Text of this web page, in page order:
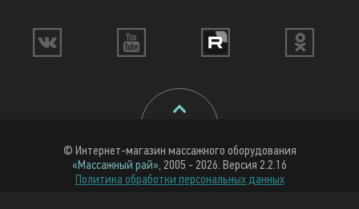
© Интернет-магазин массажного оборудования
«Массажный рай», 2005 - 2026. Версия 2.2.16
Политика обработки персональных данных